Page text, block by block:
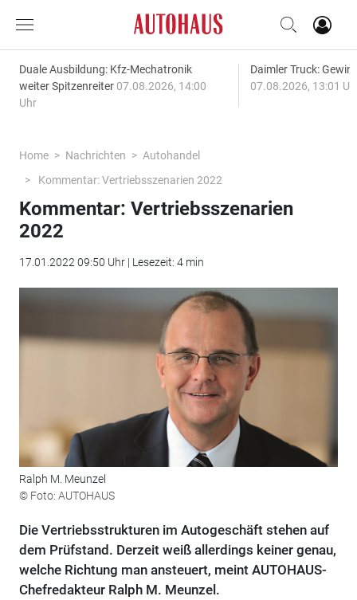
Duale Ausbildung: Kfz-Mechatronik
weiter Spitzenreiter 07.08.2026, 14:00
Uhr
Daimler Truck:
07.08.2026, 13:01
Home Nachrichten
Autohandel
Kommentar: Vertriebsszenarien 2022
Kommentar: Vertriebsszenarien
2022
17.01.2022 09:50 Uhr | Lesezeit: 4 min
Ralph M. Meunzel
© Foto: AUTOHAUS
Die Vertriebsstrukturen im Autogeschäft stehen auf
dem Prüfstand. Derzeit weiß allerdings keiner genau,
welche Richtung man ansteuert, meint AUTOHAUS-
Chefredakteur Ralph M. Meunzel.